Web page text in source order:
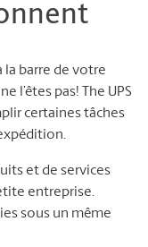
la barre de votre
l’êtes pas! The UPS
certaines tâches
et de services
entreprise.
sous un même